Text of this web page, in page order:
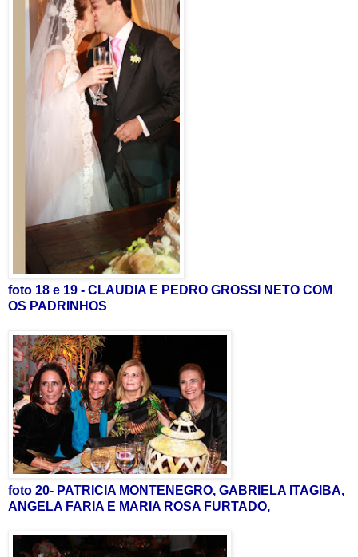
foto 18 e 19 - CLAUDIA E PEDRO GROSSI NETO COM
OS PADRINHOS
foto 20- PATRICIA MONTENEGRO, GABRIELA ITAGIBA,
ANGELA FARIA E MARIA ROSA FURTADO,